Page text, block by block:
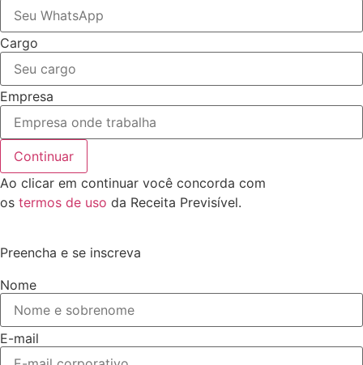
Cargo
Empresa
Continuar
Ao clicar em continuar você concorda com
os termos de uso da Receita Previsível.
Preencha e se inscreva
Nome
E-mail